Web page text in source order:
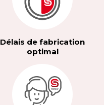
Délais de fabrication
optimal